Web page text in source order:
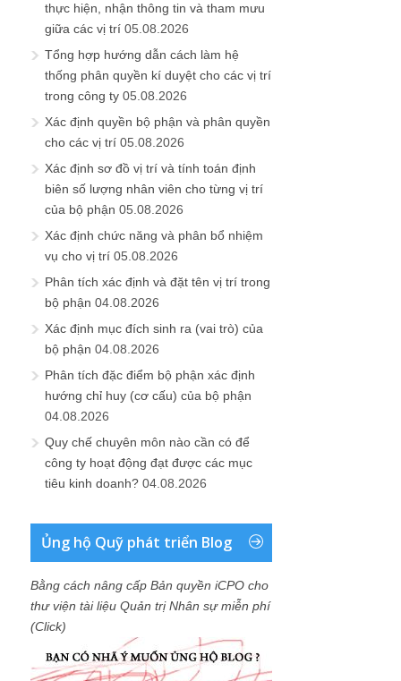
thực hiện, nhận thông tin và tham mưu
giữa các vị trí 05.08.2026
Tổng hợp hướng dẫn cách làm hệ
thống phân quyền kí duyệt cho các vị trí
trong công ty 05.08.2026
Xác định quyền bộ phận và phân quyền
cho các vị trí 05.08.2026
Xác định sơ đồ vị trí và tính toán định
biên số lượng nhân viên cho từng vị trí
của bộ phận 05.08.2026
Xác định chức năng và phân bổ nhiệm
vụ cho vị trí 05.08.2026
Phân tích xác định và đặt tên vị trí trong
bộ phận 04.08.2026
Xác định mục đích sinh ra (vai trò) của
bộ phận 04.08.2026
Phân tích đặc điểm bộ phận xác định
hướng chỉ huy (cơ cấu) của bộ phận
04.08.2026
Quy chế chuyên môn nào cần có để
công ty hoạt động đạt được các mục
tiêu kinh doanh? 04.08.2026
Ủng hộ Quỹ phát triển Blog
Bằng cách nâng cấp Bản quyền iCPO cho
thư viện tài liệu Quản trị Nhân sự miễn phí
(Click)